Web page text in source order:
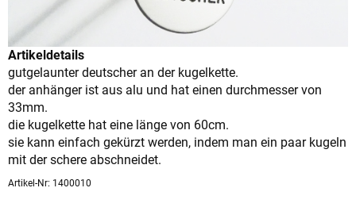
Artikeldetails
gutgelaunter deutscher an der kugelkette.
der anhänger ist aus alu und hat einen durchmesser von
33mm.
die kugelkette hat eine länge von 60cm.
sie kann einfach gekürzt werden, indem man ein paar kugeln
mit der schere abschneidet.
Artikel-Nr: 1400010